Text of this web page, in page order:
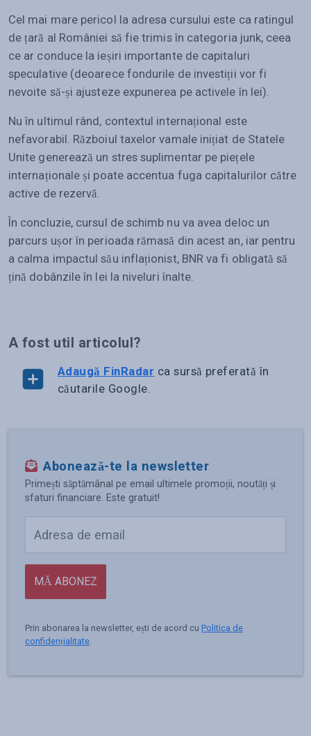
Cel mai mare pericol la adresa cursului este ca ratingul
de țară al României să fie trimis în categoria junk, ceea
ce ar conduce la ieșiri importante de capitaluri
speculative (deoarece fondurile de investiții vor fi
nevoite să-și ajusteze expunerea pe activele în lei).
Nu în ultimul rând, contextul internațional este
nefavorabil. Războiul taxelor vamale inițiat de Statele
Unite generează un stres suplimentar pe piețele
internaționale și poate accentua fuga capitalurilor către
active de rezervă.
În concluzie, cursul de schimb nu va avea deloc un
parcurs ușor în perioada rămasă din acest an, iar pentru
a calma impactul său inflaționist, BNR va fi obligată să
țină dobânzile în lei la niveluri înalte.
A fost util articolul?
Adaugă FinRadar ca sursă preferată în
căutarile Google.
Abonează-te la newsletter
Primești săptămânal pe email ultimele promoții, noutăți și
sfaturi financiare. Este gratuit!
MĂ ABONEZ
Prin abonarea la newsletter, ești de acord cu Politica de
confidențialitate.